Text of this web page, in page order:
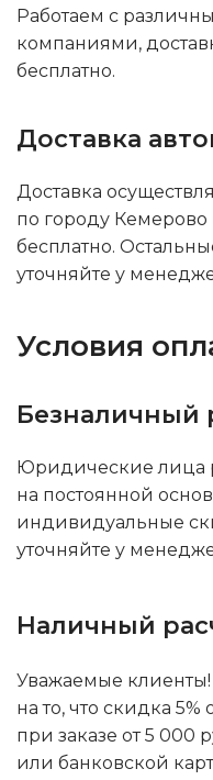
Работаем с
компаниями,
бесплатно.
Доставка
Доставка
по городу Кемерово
бесплатно.
уточняйте у
Условия
Безналичный
Юридические лица
на постоянной
индивидуальные
уточняйте у
Наличный
Уважаемые
на то, что скидка 5%
при заказе от 5 000
или банковской